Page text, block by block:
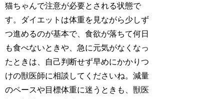
猫ちゃんで注意が必要とされる状態で
す。ダイエットは体重を見ながら少しず
つ進めるのが基本で、食欲が落ちて何日
も食べないときや、急に元気がなくなっ
たときは、自己判断せず早めにかかりつ
けの獣医師に相談してくださいね。減量
のペースや目標体重に迷うときも、獣医